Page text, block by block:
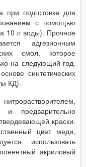
при подготовке для
с помощью
10 л воды). Прочное
адгезионным
смол, которое
на следующий год.
синтетических
КД).
предварительно
краски.
цвет меди,
использовать
акриловый